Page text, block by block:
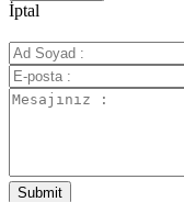
İptal